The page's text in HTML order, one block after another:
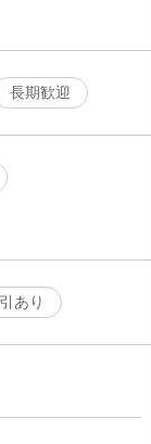
長期歓迎
あり